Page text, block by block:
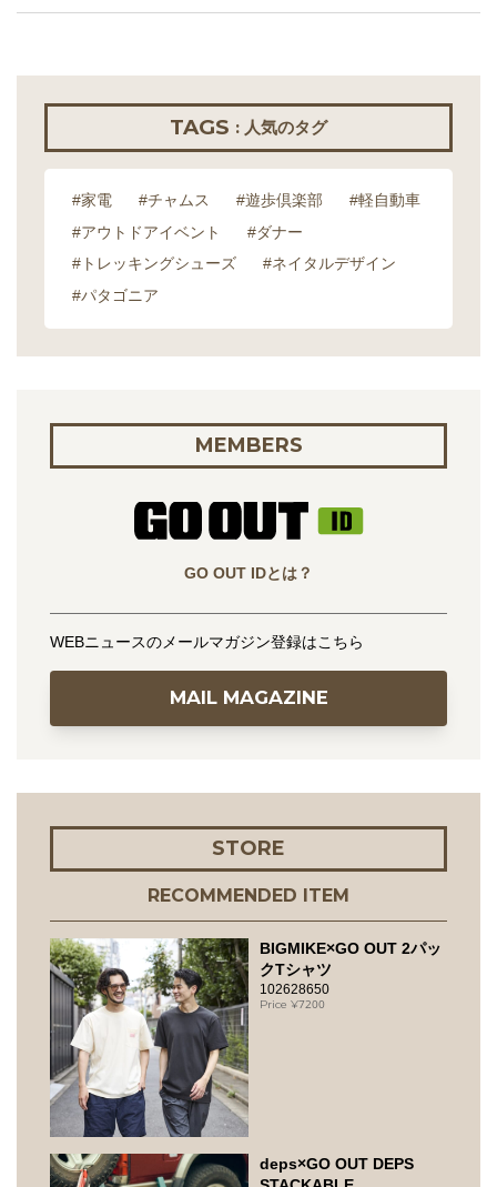
TAGS : 人気のタグ
#家電 #チャムス #遊歩倶楽部
#軽自動車
#アウトドアイベント
#ダナー
#トレッキングシューズ
#ネイタルデザイン
#パタゴニア
MEMBERS
GO OUT IDとは？
WEBニュースのメールマガジン登録はこちら
MAIL MAGAZINE
STORE
RECOMMENDED ITEM
BIGMIKE×GO OUT 2パッ
クTシャツ
102628650
7200
deps×GO OUT DEPS